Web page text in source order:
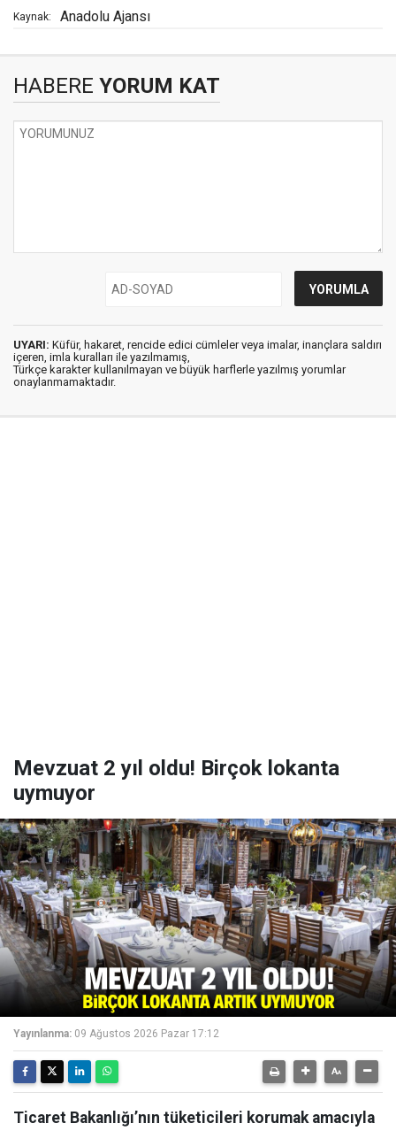
Kaynak: Anadolu Ajansı
HABERE YORUM KAT
UYARI: Küfür, hakaret, rencide edici cümleler veya imalar, inançlara saldırı
içeren, imla kuralları ile yazılmamış,
Türkçe karakter kullanılmayan ve büyük harflerle yazılmış yorumlar
onaylanmamaktadır.
Mevzuat 2 yıl oldu! Birçok lokanta
uymuyor
Yayınlanma: 09 Ağustos 2026 Pazar 17:12
Ticaret Bakanlığı’nın tüketicileri korumak amacıyla